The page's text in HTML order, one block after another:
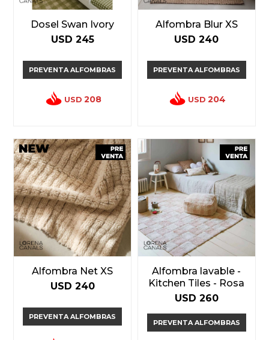
Dosel Swan Ivory
USD 245
PREVENTA ALFOMBRAS
USD 208
Alfombra Blur XS
USD 240
PREVENTA ALFOMBRAS
USD 204
Alfombra Net XS
USD 240
PREVENTA ALFOMBRAS
Alfombra lavable -
Kitchen Tiles - Rosa
USD 260
PREVENTA ALFOMBRAS